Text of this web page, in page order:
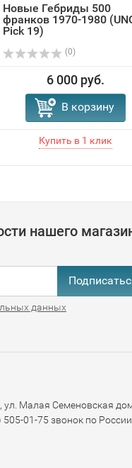
Новые Гебриды 500
франков 1970-1980
Pick 19)
(0)
6 000 руб.
В корзину
нашего
данных
ул. Малая Семеновская
01-75 звонок по России